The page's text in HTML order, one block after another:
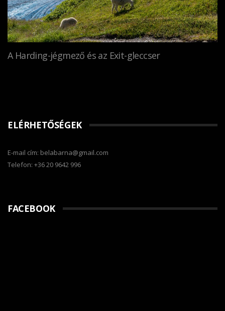
A Harding-jégmező és az Exit-gleccser
ELÉRHETŐSÉGEK
E-mail cím: belabarna@gmail.com
Telefon: +36 20 9642 996
FACEBOOK